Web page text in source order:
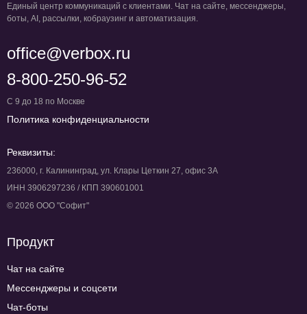
Единый центр коммуникаций с клиентами. Чат на сайте, мессенджеры,
боты, AI, рассылки, кобраузинг и автоматизация.
office@verbox.ru
8-800-250-96-52
С 9 до 18 по Москве
Политика конфиденциальности
Реквизиты:
236000, г. Калининград, ул. Клары Цеткин 27, офис 3А
ИНН 3906297236 / КПП 390601001
© 2026 ООО "Софит"
Продукт
Чат на сайте
Мессенджеры и соцсети
Чат-боты